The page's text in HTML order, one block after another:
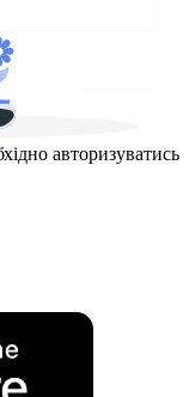
авторизуватись